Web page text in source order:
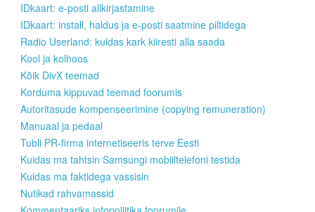
IDkaart: e-posti allkirjastamine
IDkaart: install, haldus ja e-posti saatmine piltidega
Radio Userland: kuidas kark kiiresti alla saada
Kool ja kolhoos
Kõik DivX teemad
Korduma kippuvad teemad foorumis
Autoritasude kompenseerimine (copying remuneration)
Manuaal ja pedaal
Tubli PR-firma internetiseeris terve Eesti
Kuidas ma tahtsin Samsungi mobiiltelefoni testida
Kuidas ma faktidega vassisin
Nutikad rahvamassid